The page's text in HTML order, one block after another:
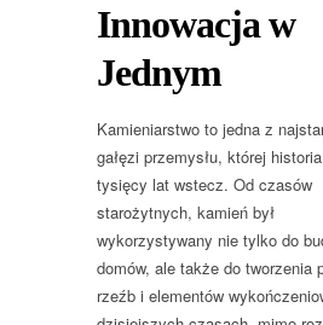
Innowacja w
Jednym
Kamieniarstwo to jedna z
gałęzi przemysłu, której
tysięcy lat wstecz. Od czasów
starożytnych, kamień był
wykorzystywany nie tylko do
domów, ale także do tworzenia
rzeźb i elementów